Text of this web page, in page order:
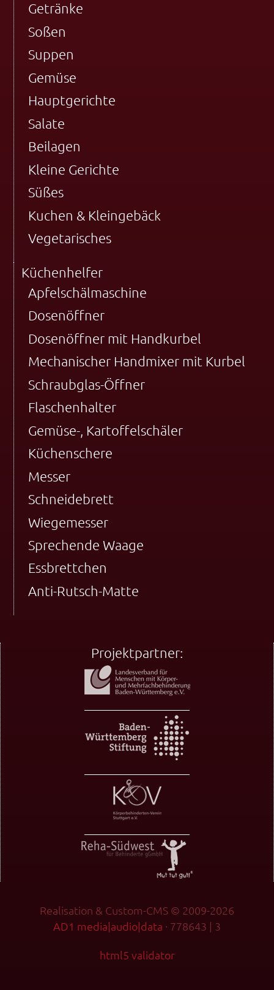
Getränke
Soßen
Suppen
Gemüse
Hauptgerichte
Salate
Beilagen
Kleine Gerichte
Süßes
Kuchen & Kleingebäck
Vegetarisches
Küchenhelfer
Apfelschälmaschine
Dosenöffner
Dosenöffner mit Handkurbel
Mechanischer Handmixer mit Kurbel
Schraubglas-Öffner
Flaschenhalter
Gemüse-, Kartoffelschäler
Küchenschere
Messer
Schneidebrett
Wiegemesser
Sprechende Waage
Essbrettchen
Anti-Rutsch-Matte
Projektpartner:
Realisation & Custom-CMS © 2009-2026
AD1 media|audio|data · 778643 | 3
html5 validator